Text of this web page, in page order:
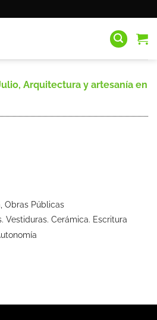
Arquitectura y artesanía en
Obras Públicas
Vestiduras. Cerámica. Escritura